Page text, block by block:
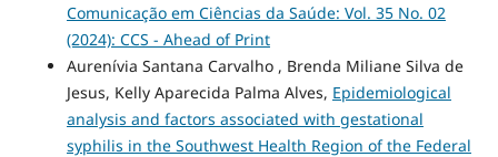
Comunicação em Ciências da Saúde: Vol. 35 No. 02
(2024): CCS - Ahead of Print
Aurenívia Santana Carvalho , Brenda Miliane Silva de
Jesus, Kelly Aparecida Palma Alves, Epidemiological
analysis and factors associated with gestational
syphilis in the Southwest Health Region of the Federal